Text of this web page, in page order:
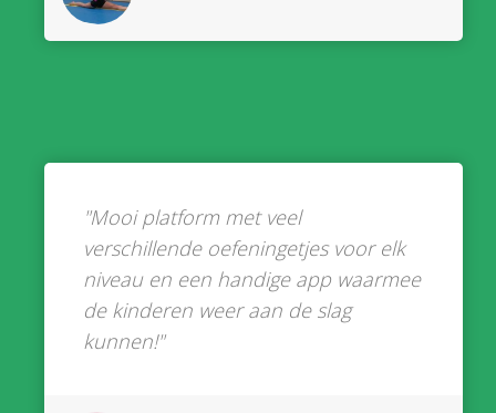
"Mooi platform met veel
verschillende oefeningetjes voor elk
niveau en een handige app waarmee
de kinderen weer aan de slag
kunnen!"